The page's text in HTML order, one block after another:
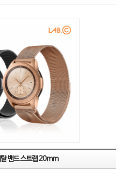
밴드 스트랩 20mm